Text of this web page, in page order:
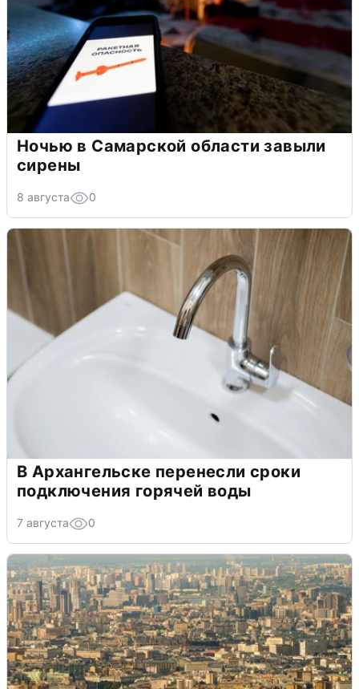
Ночью в Самарской области завыли
сирены
8 августа 0
В Архангельске перенесли сроки
подключения горячей воды
7 августа 0